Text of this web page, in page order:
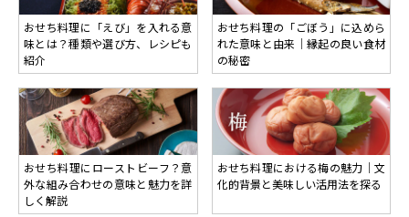
おせち料理に「えび」を入れる意
味とは？種類や選び方、レシピも
紹介
おせち料理の「ごぼう」に込めら
れた意味と由来｜縁起の良い食材
の秘密
おせち料理にローストビーフ？意
外な組み合わせの意味と魅力を詳
しく解説
おせち料理における梅の魅力｜文
化的背景と美味しい活用法を探る